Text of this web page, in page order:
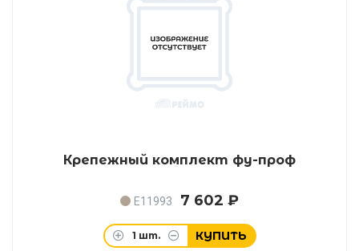
Крепежный комплект фу-проф
E11993 7 602 ₽
1 шт. КУПИТЬ